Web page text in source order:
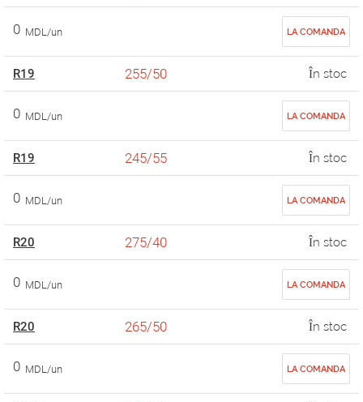
0 MDL/un LA COMANDA
R19 255/50 În stoc
0 MDL/un LA COMANDA
R19 245/55 În stoc
0 MDL/un LA COMANDA
R20 275/40 În stoc
0 MDL/un LA COMANDA
R20 265/50 În stoc
0 MDL/un LA COMANDA